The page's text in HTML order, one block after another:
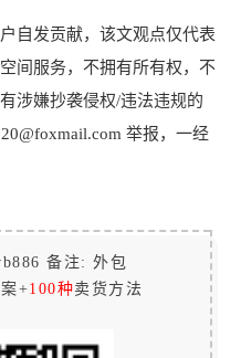
自发贡献，该文观点仅代表
间服务，不拥有所有权，不
涉嫌抄袭侵权/违法违规的
举报，一经
备注: 外包
+100种卖货方法